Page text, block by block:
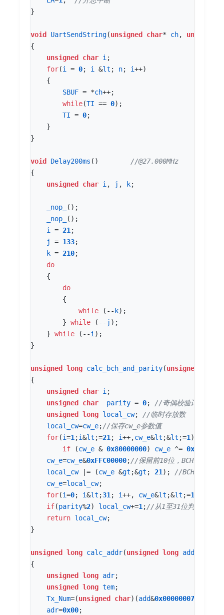
}
void UartSendString(unsigned char* ch, unsigned
{
unsigned
char i;
for(i = 0; i &lt ; n; i++)
{
SBUF = *ch++;
while(TI == 0);
TI = 0;
}
}
void Delay200ms ()
{
unsigned
char i, j , k;
_nop_
();
_nop_
();
i = 21;
j
= 133;
k = 210;
do
{
do
{
while
( -- k);
} while ( -- j );
} while ( --i);
}
unsigned long calc_bch_and_parity(unsigned
{
unsigned
char i;
unsigned
char parity = 0;
unsigned
long local_cw;
local_cw=cw_e;
for(i=1;i&lt ;=21; i++,cw_e&lt ;&lt ;=1)
if
(cw_e & 0x80000000) cw_e ^=
cw_e=cw_e&0xFFC00000;
local_cw
|= (cw_e &gt ;&gt ; 21);
cw_e=local_cw;
for(i=0; i&lt ;31; i++, cw_e&lt ;&lt ;=1
if(parity%2) local_cw+=1;
return local_cw;
}
unsigned long calc_addr(unsigned long add
{
unsigned
long adr;
unsigned
long tem;
Tx_Num=(unsigned char)(add&0x00000007
adr=0x00;